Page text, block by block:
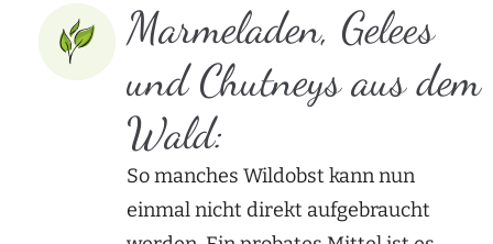
Marmeladen, Gelees
und Chutneys aus dem
Wald:
So manches Wildobst kann nun
einmal nicht direkt aufgebraucht